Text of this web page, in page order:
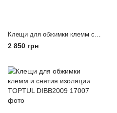
Клещи для обжимки клемм с трещоткой 5,5-8-14-22-38 кв.мм L380мм TOPTUL DKBB2315
2 850 грн